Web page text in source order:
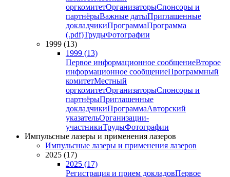
оргкомитетОрганизаторыСпонсоры и
партнёрыВажные датыПриглашенные
докладчикиПрограммаПрограмма
(.pdf)ТрудыФотографии
1999 (13)
1999 (13)
Первое информационное сообщениеВторое
информационное сообщениеПрограммный
комитетМестный
оргкомитетОрганизаторыСпонсоры и
партнёрыПриглашенные
докладчикиПрограммаАвторский
указательОрганизации-
участникиТрудыФотографии
Импульсные лазеры и применения лазеров
Импульсные лазеры и применения лазеров
2025 (17)
2025 (17)
Регистрация и прием докладовПервое